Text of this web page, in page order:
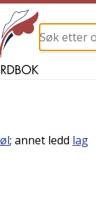
; annet ledd lag